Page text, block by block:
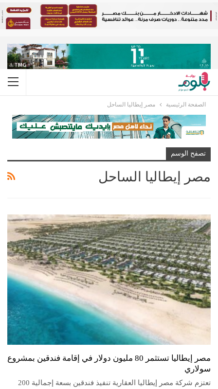
الصفحة الرئيسية مصر إيطاليا الساحل
تصفح الوسم
مصر إيطاليا الساحل
مصر إيطاليا تستثمر 80 مليون دولار في إقامة فندقين بمشروع
سولاري
تعتزم شركة مصر إيطاليا العقارية تنفيذ فندقين بسعة إجمالية 200